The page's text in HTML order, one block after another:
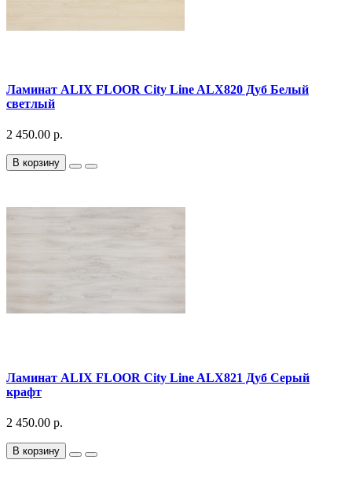
Ламинат ALIX FLOOR City Line ALX820 Дуб Белый
светлый
2 450.00 р.
В корзину
Ламинат ALIX FLOOR City Line ALX821 Дуб Серый
крафт
2 450.00 р.
В корзину